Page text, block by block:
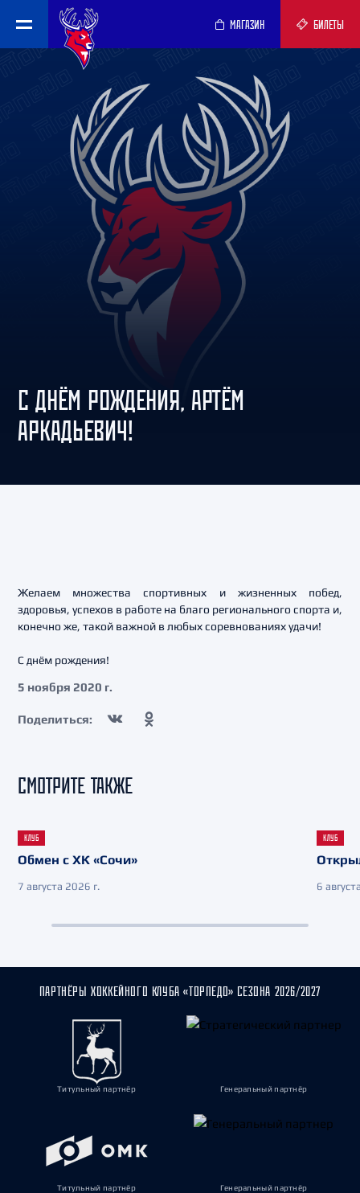
МАГАЗИН БИЛЕТЫ
C ДНЁМ РОЖДЕНИЯ, АРТЁМ
АРКАДЬЕВИЧ!
Желаем множества спортивных и жизненных побед,
здоровья, успехов в работе на благо регионального спорта и,
конечно же, такой важной в любых соревнованиях удачи!
С днём рождения!
5 ноября 2020 г.
Поделиться:
СМОТРИТЕ ТАКЖЕ
КЛУБ
Обмен с ХК «Сочи»
7 августа 2026 г.
КЛУБ
6
ПАРТНЁРЫ ХОККЕЙНОГО КЛУБА «ТОРПЕДО» СЕЗОНА 2026/2027
Титульный партнёр Генеральный партнёр
Титульный партнёр Генеральный партнёр